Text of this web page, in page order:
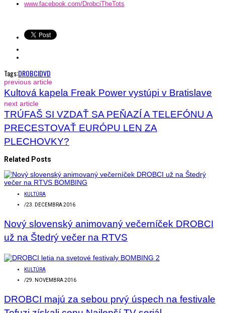
www.facebook.com/DrobciTheTots
Tags:DROBCIDVD
previous article
Kultová kapela Freak Power vystúpi v Bratislave
next article
TRÚFAŠ SI VZDAŤ SA PEŇAZÍ A TELEFÓNU A
PRECESTOVAŤ EURÓPU LEN ZA
PLECHOVKY?
Related Posts
KULTÚRA
/23. DECEMBRA 2016
Nový slovenský animovaný večerníček DROBCI
už na Štedrý večer na RTVS
KULTÚRA
/29. NOVEMBRA 2016
DROBCI majú za sebou prvý úspech na festivale